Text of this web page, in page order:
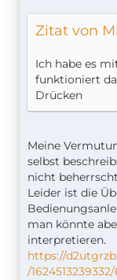
Zitat von
Ich habe es
funktioniert
Drücken
Meine
selbst
nicht
Leider ist die
man könnte
interpretieren.
https://
/